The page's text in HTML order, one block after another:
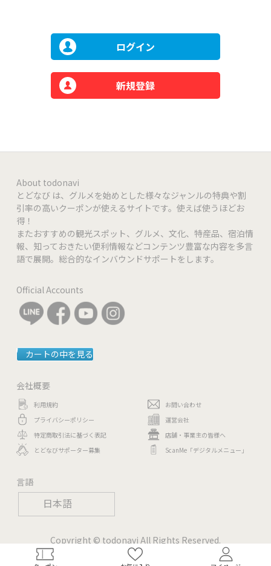
日本語
ログイン
新規登録
About todonavi
とどなび は、グルメを始めとした様々なジャンルの特典や割
引率の高いクーポンが使えるサイトです。使えば使うほどお
得！
またおすすめの観光スポット、グルメ、文化、特産品、宿泊情
報、知っておきたい便利情報などコンテンツ豊富な内容を多言
語で展開。総合的なインバウンドサポートをします。
Official Accounts
カートの中を見る
会社概要
利用規約
プライバシーポリシー
特定商取引法に基づく表記
とどなびサポーター募集
お問い合わせ
運営会社
店舗・事業主の皆様へ
ScanMe「デジタルメニュー」
言語
Copyright © todonavi All Rights Reserved.